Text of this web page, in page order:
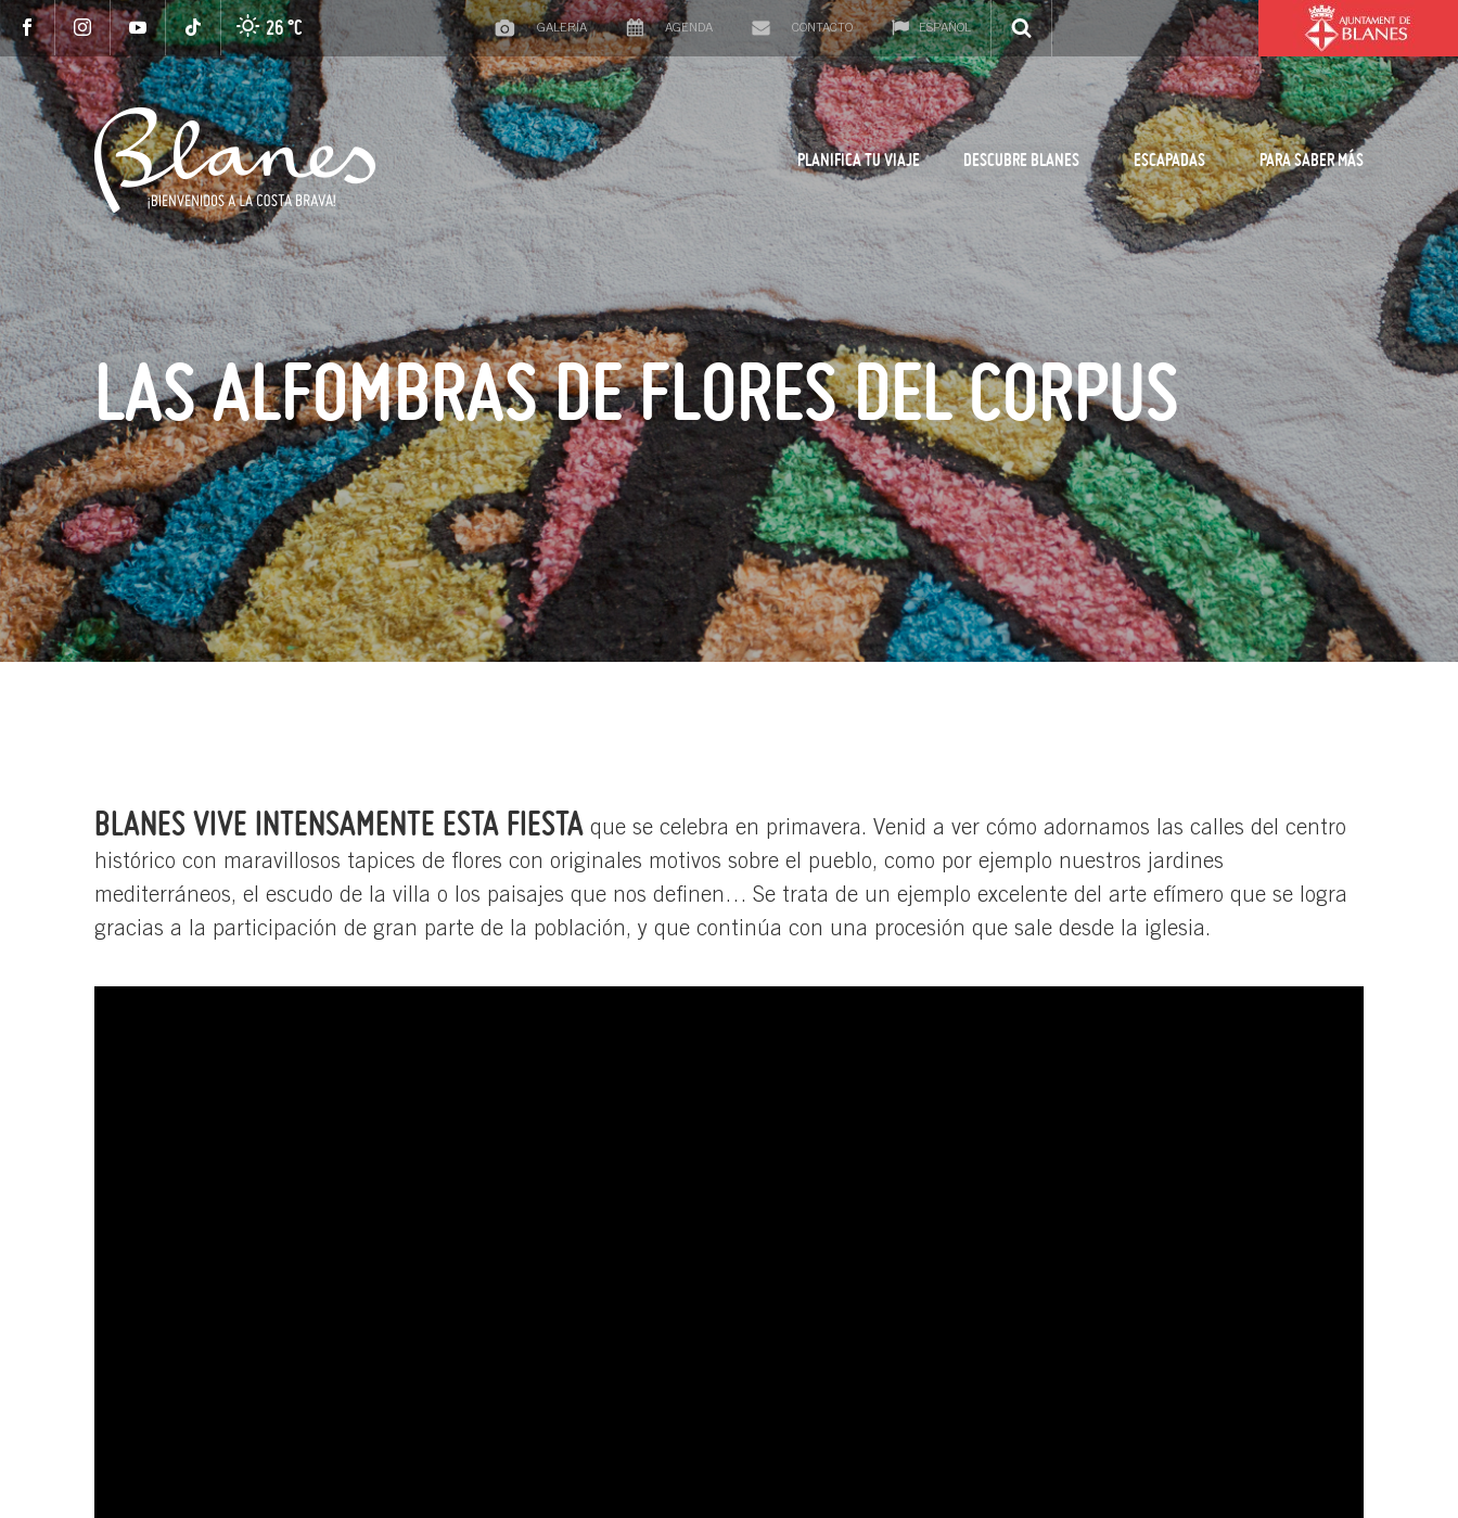
26 °C GALERÍA AGENDA CONTACTO ESPAÑOL
PLANIFICA TU VIAJE DESCUBRE BLANES ESCAPADAS PARA SABER MÁS
LAS ALFOMBRAS DE FLORES DEL CORPUS
BLANES VIVE INTENSAMENTE ESTA FIESTA que se celebra en primavera. Venid a ver cómo adornamos las calles del centro
histórico con maravillosos tapices de flores con originales motivos sobre el pueblo, como por ejemplo nuestros jardines
mediterráneos, el escudo de la villa o los paisajes que nos definen… Se trata de un ejemplo excelente del arte efímero que se logra
gracias a la participación de gran parte de la población, y que continúa con una procesión que sale desde la iglesia.